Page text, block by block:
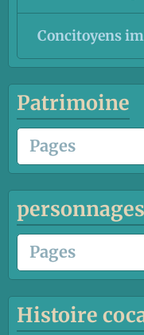
Concitoyens
Patrimoine
Histoire